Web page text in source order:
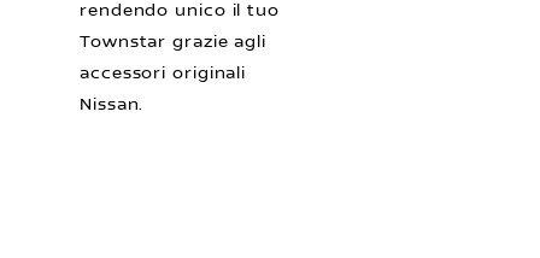
rendendo unico il tuo
Townstar grazie agli
accessori originali
Nissan.